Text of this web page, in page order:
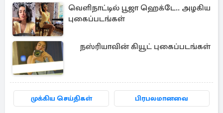
வெளிநாட்டில் பூஜா ஹெக்டே.. அழகிய
புகைப்படங்கள்
நஸ்ரியாவின் கியூட் புகைப்படங்கள்
முக்கிய செய்திகள் பிரபலமானவை